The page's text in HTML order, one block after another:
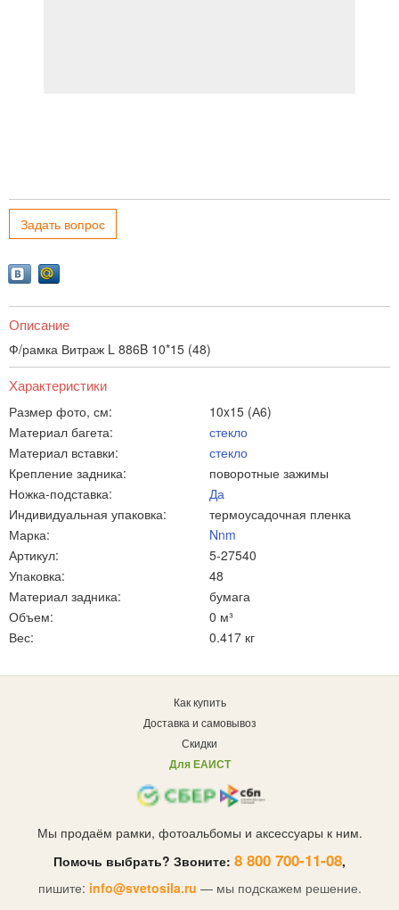
Задать вопрос
Описание
Ф/рамка Витраж L 886B 10*15 (48)
Характеристики
Размер фото, см:
10x15 (А6)
Материал багета:
стекло
Материал вставки:
стекло
Крепление задника:
поворотные зажимы
Ножка-подставка:
Да
Индивидуальная упаковка:
термоусадочная пленка
Марка:
Nnm
Артикул:
5-27540
Упаковка:
48
Материал задника:
бумага
Объем:
0 м³
Вес:
0.417 кг
Как купить
Доставка и самовывоз
Скидки
Для ЕАИСТ
Мы продаём рамки, фотоальбомы и аксессуары к ним.
Помочь выбрать? Звоните: 8 800 700-11-08,
пишите: info@svetosila.ru — мы подскажем решение.